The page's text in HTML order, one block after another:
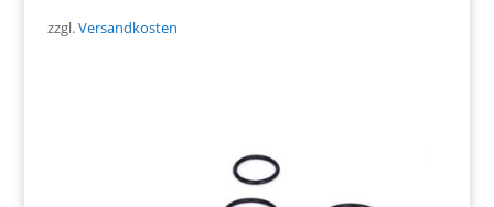
zzgl.Versandkosten